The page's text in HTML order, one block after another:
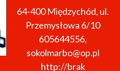
64-400 Międzychód, ul.
Przemysłowa 6/10
605644556,
sokolmarbo@op.pl
http://brak